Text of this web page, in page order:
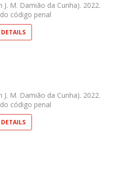
J. M. Damião da Cunha). 2022.
código penal
J. M. Damião da Cunha). 2022.
código penal